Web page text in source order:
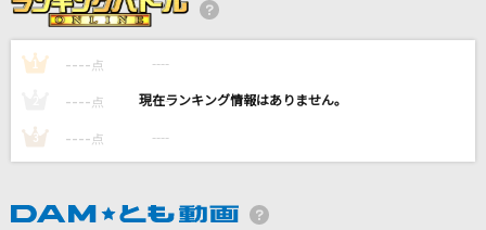
KinKi Kids
セレナーデ
キセキ
1 ---- 点 ----
---- 点 ----
3 ---- 点 ----